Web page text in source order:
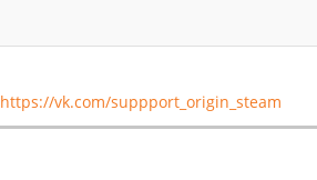
https://vk.com/suppport_origin_steam